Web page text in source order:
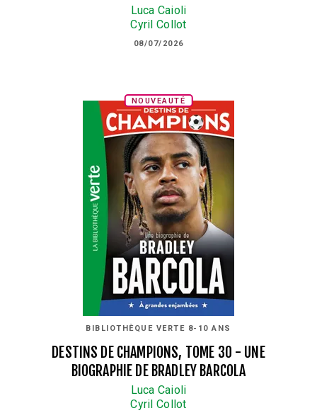
Luca Caioli
Cyril Collot
08/07/2026
NOUVEAUTÉ
BIBLIOTHÈQUE VERTE 8-10 ANS
DESTINS DE CHAMPIONS, TOME 30 - UNE
BIOGRAPHIE DE BRADLEY BARCOLA
Luca Caioli
Cyril Collot